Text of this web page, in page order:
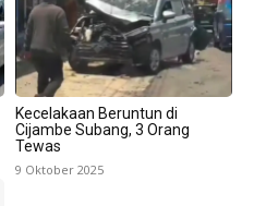
Kecelakaan Beruntun di
Cijambe Subang, 3 Orang
Tewas
9 Oktober 2025